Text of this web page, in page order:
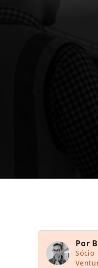
Por
Sócio